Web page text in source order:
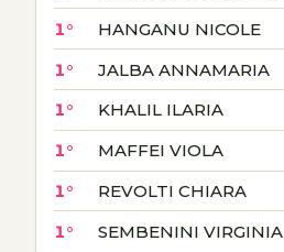
1° HANGANU NICOLE
1° JALBA ANNAMARIA
1° KHALIL ILARIA
1° MAFFEI VIOLA
1° REVOLTI CHIARA
1° SEMBENINI VIRGINIA